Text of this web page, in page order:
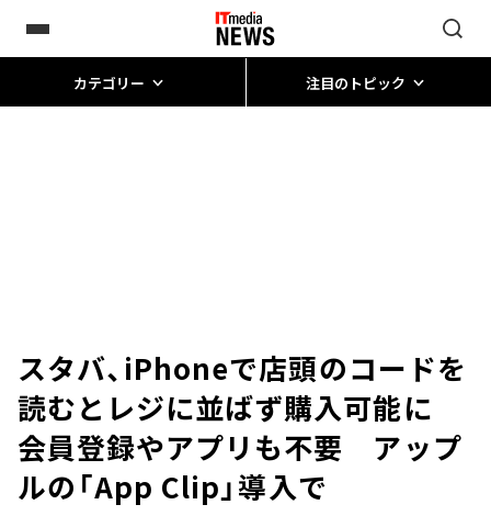
カテゴリー 注目のトピック
スタバ、iPhoneで店頭のコードを
読むとレジに並ばず購入可能に
会員登録やアプリも不要 アップ
ルの「App Clip」導入で